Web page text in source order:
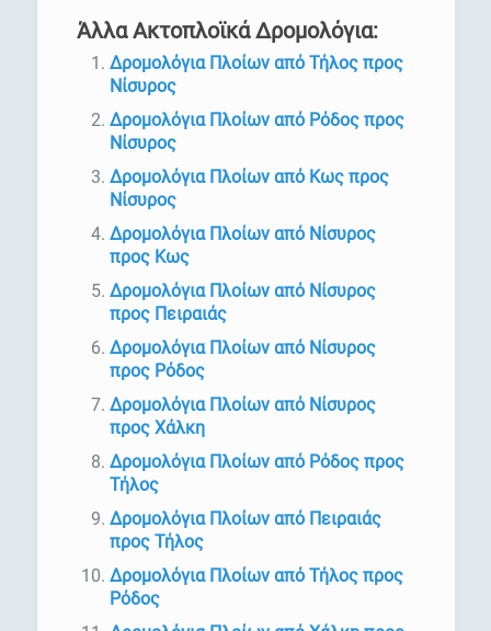
Άλλα Ακτοπλοϊκά Δρομολόγια:
Δρομολόγια Πλοίων από Τήλος προς
Νίσυρος
Δρομολόγια Πλοίων από Ρόδος προς
Νίσυρος
Δρομολόγια Πλοίων από Κως προς
Νίσυρος
Δρομολόγια Πλοίων από Νίσυρος
προς Κως
Δρομολόγια Πλοίων από Νίσυρος
προς Πειραιάς
Δρομολόγια Πλοίων από Νίσυρος
προς Ρόδος
Δρομολόγια Πλοίων από Νίσυρος
προς Χάλκη
Δρομολόγια Πλοίων από Ρόδος προς
Τήλος
Δρομολόγια Πλοίων από Πειραιάς
προς Τήλος
Δρομολόγια Πλοίων από Τήλος προς
Ρόδος